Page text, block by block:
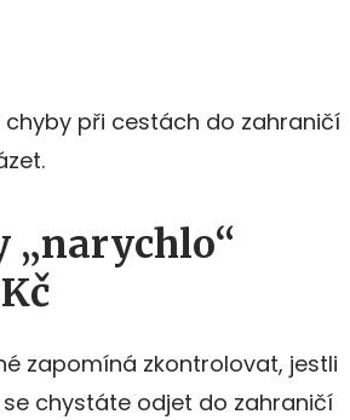
při cestách do zahraničí
„narychlo“
zapomíná zkontrolovat, jestli
se chystáte odjet do zahraničí